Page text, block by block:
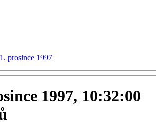
prosince 1997
1997, 10:32:00